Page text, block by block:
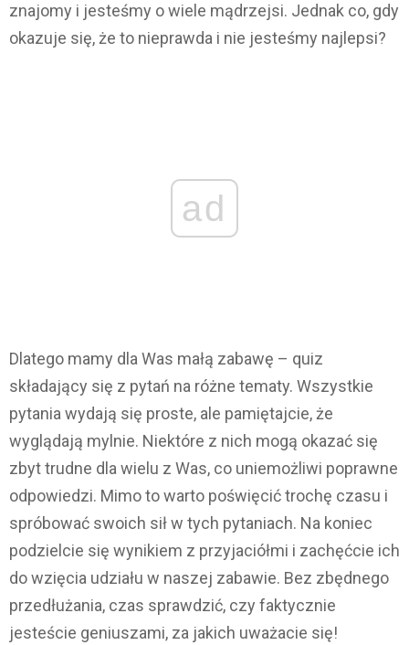
znajomy i jesteśmy o wiele mądrzejsi. Jednak co, gdy
okazuje się, że to nieprawda i nie jesteśmy najlepsi?
ad
Dlatego mamy dla Was małą zabawę – quiz
składający się z pytań na różne tematy. Wszystkie
pytania wydają się proste, ale pamiętajcie, że
wyglądają mylnie. Niektóre z nich mogą okazać się
zbyt trudne dla wielu z Was, co uniemożliwi poprawne
odpowiedzi. Mimo to warto poświęcić trochę czasu i
spróbować swoich sił w tych pytaniach. Na koniec
podzielcie się wynikiem z przyjaciółmi i zachęćcie ich
do wzięcia udziału w naszej zabawie. Bez zbędnego
przedłużania, czas sprawdzić, czy faktycznie
jesteście geniuszami, za jakich uważacie się!